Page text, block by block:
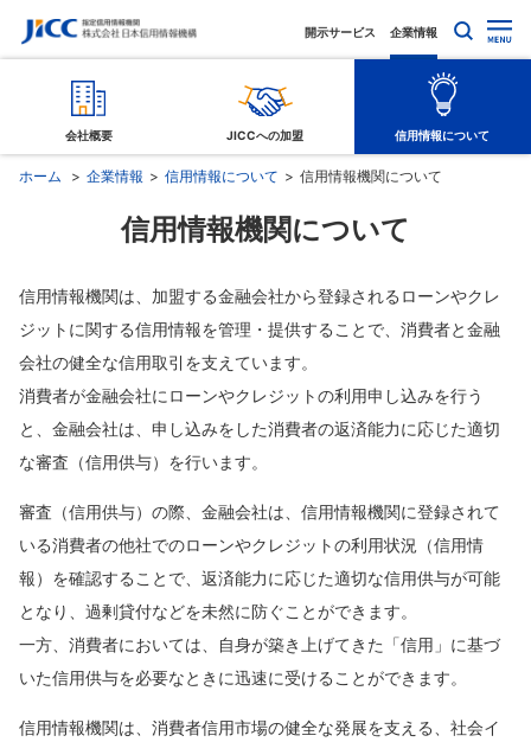
開示サービス 企業情報
会社概要 JICCへの加盟 信用情報について
ホーム 企業情報 信用情報について 信用情報機関について
信用情報機関について
信用情報機関は、加盟する金融会社から登録されるローンやクレ
ジットに関する信用情報を管理・提供することで、消費者と金融
会社の健全な信用取引を支えています。
消費者が金融会社にローンやクレジットの利用申し込みを行う
と、金融会社は、申し込みをした消費者の返済能力に応じた適切
な審査（信用供与）を行います。
審査（信用供与）の際、金融会社は、信用情報機関に登録されて
いる消費者の他社でのローンやクレジットの利用状況（信用情
報）を確認することで、返済能力に応じた適切な信用供与が可能
となり、過剰貸付などを未然に防ぐことができます。
一方、消費者においては、自身が築き上げてきた「信用」に基づ
いた信用供与を必要なときに迅速に受けることができます。
信用情報機関は、消費者信用市場の健全な発展を支える、社会イ